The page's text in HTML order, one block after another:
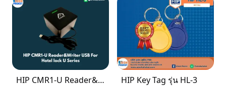
HIP CMR1-U Reader&Writer USB For Hotel lock U Series
HIP Key Tag รุ่น HL-3